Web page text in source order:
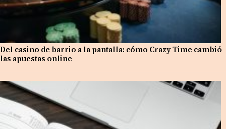
Del casino de barrio a la pantalla: cómo Crazy Time cambió
las apuestas online